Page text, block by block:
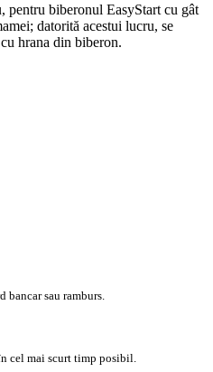
pentru biberonul EasyStart cu gât
datorită acestui lucru, se
hrana din biberon.
sau ramburs.
cel mai scurt timp posibil.